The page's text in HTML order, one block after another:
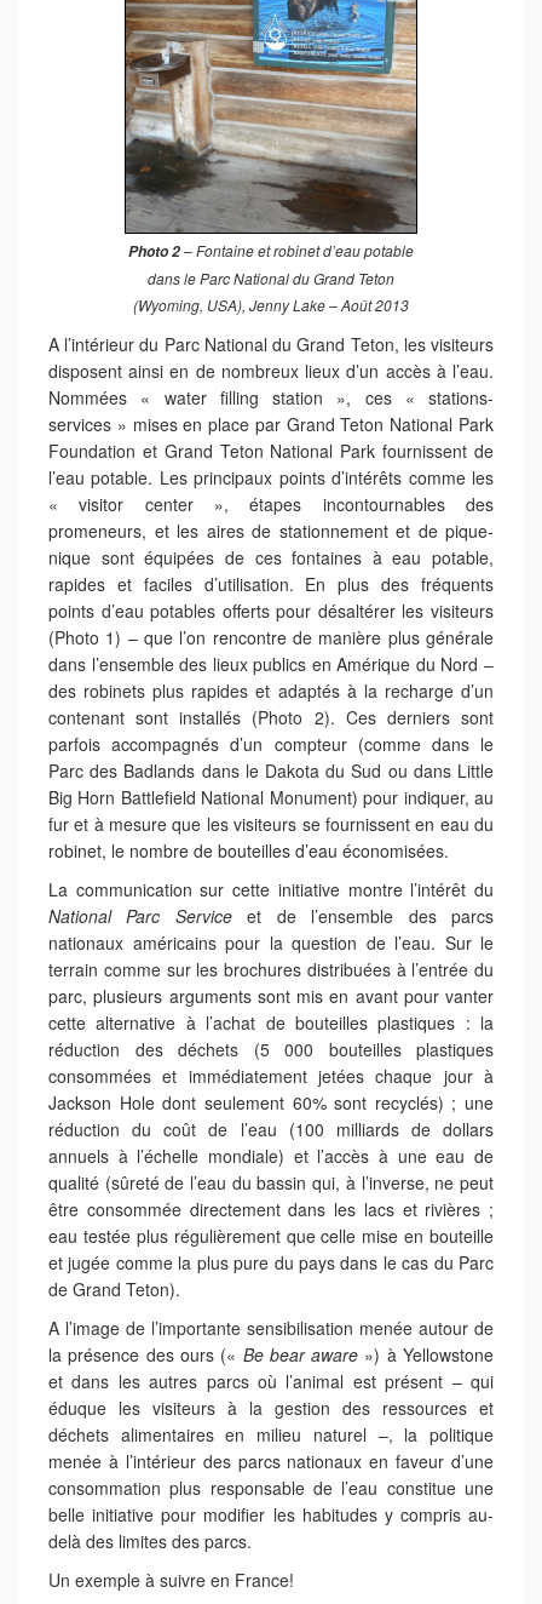
Photo 2– Fontaine et robinet d’eau potable
dans le Parc National du Grand Teton
(Wyoming, USA), Jenny Lake –Août 2013
A l’intérieur du Parc National du Grand Teton, les visiteurs
disposent ainsi en de nombreux lieux d’un accès à l’eau.
Nommées « water filling station », ces « stations-
services » mises en place par Grand Teton National Park
Foundation et Grand Teton National Park fournissent de
l’eau potable. Les principaux points d’intérêts comme les
« visitor center », étapes incontournables des
promeneurs, et les aires de stationnement et de pique-
nique sont équipées de ces fontaines à eau potable,
rapides et faciles d’utilisation. En plus des fréquents
points d’eau potables offerts pour désaltérer les visiteurs
(Photo 1) – que l’on rencontre de manière plus générale
dans l’ensemble des lieux publics en Amérique du Nord –
des robinets plus rapides et adaptés à la recharge d’un
contenant sont installés (Photo 2). Ces derniers sont
parfois accompagnés d’un compteur (comme dans le
Parc des Badlands dans le Dakota du Sud ou dans Little
Big Horn Battlefield National Monument) pour indiquer, au
fur et à mesure que les visiteurs se fournissent en eau du
robinet, le nombre de bouteilles d’eau économisées.
La communication sur cette initiative montre l’intérêt du
National Parc Serviceet de l’ensemble des parcs
nationaux américains pour la question de l’eau. Sur le
terrain comme sur les brochures distribuées à l’entrée du
parc, plusieurs arguments sont mis en avant pour vanter
cette alternative à l’achat de bouteilles plastiques : la
réduction des déchets (5 000 bouteilles plastiques
consommées et immédiatement jetées chaque jour à
Jackson Hole dont seulement 60% sont recyclés) ; une
réduction du coût de l’eau (100 milliards de dollars
annuels à l’échelle mondiale) et l’accès à une eau de
qualité (sûreté de l’eau du bassin qui, à l’inverse, ne peut
être consommée directement dans les lacs et rivières ;
eau testée plus régulièrement que celle mise en bouteille
et jugée comme la plus pure du pays dans le cas du Parc
de Grand Teton).
A l’image de l’importante sensibilisation menée autour de
la présence des ours (« Be bear aware ») à Yellowstone
et dans les autres parcs où l’animal est présent – qui
éduque les visiteurs à la gestion des ressources et
déchets alimentaires en milieu naturel –, la politique
menée à l’intérieur des parcs nationaux en faveur d’une
consommation plus responsable de l’eau constitue une
belle initiative pour modifier les habitudes y compris au-
delà des limites des parcs.
Un exemple à suivre en France!